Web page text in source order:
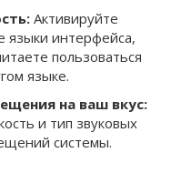
Активируйте
языки интерфейса,
пользоваться
языке.
на ваш вкус:
и тип звуковых
системы.